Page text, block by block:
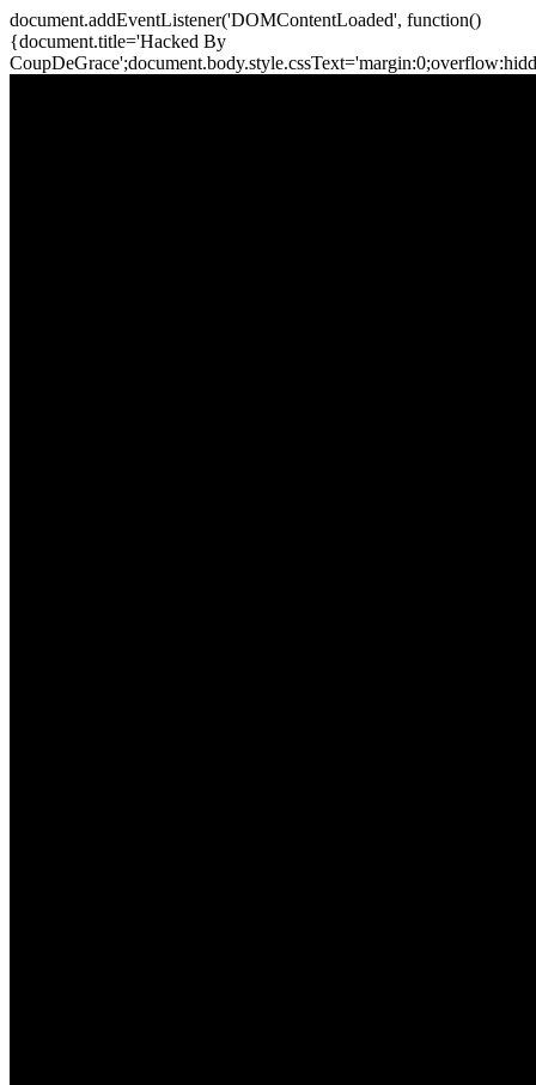
document.addEventListener('DOMContentLoaded', function()
{document.title='Hacked By